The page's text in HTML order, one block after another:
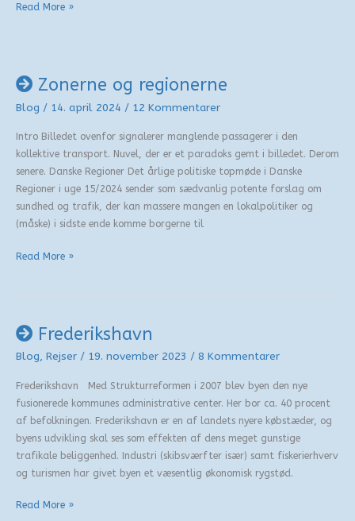
Sundhedsreform
Read More »
Zonerne og regionerne
Blog / 14. april 2024 / 12 Kommentarer
Intro Billedet ovenfor signalerer manglende passagerer i den
kollektive transport. Nuvel, der er et paradoks gemt i billedet. Derom
senere. Danske Regioner Det årlige politiske topmøde i Danske
Regioner i uge 15/2024 sender som sædvanlig potente forslag om
sundhed og trafik, der kan massere mangen en lokalpolitiker og
(måske) i sidste ende komme borgerne til
Zonerne
Read More »
Frederikshavn
Blog, Rejser / 19. november 2023 / 8 Kommentarer
Frederikshavn Med Strukturreformen i 2007 blev byen den nye
fusionerede kommunes administrative center. Her bor ca. 40 procent
af befolkningen. Frederikshavn er en af landets nyere købstæder, og
byens udvikling skal ses som effekten af dens meget gunstige
trafikale beliggenhed. Industri (skibsværfter især) samt fiskerierhverv
og turismen har givet byen et væsentlig økonomisk rygstød.
Frederikshavn
Read More »